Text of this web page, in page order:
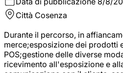
Città Cosenza
Durante il percorso, in
merce;esposizione dei prodotti
POS;gestione delle diverse
ricevimento all'esposizione e